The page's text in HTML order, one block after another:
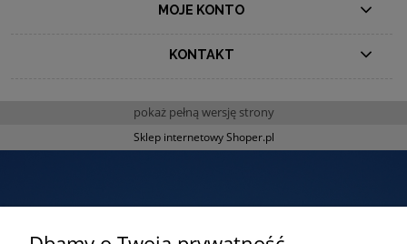
MOJE KONTO
KONTAKT
pokaż pełną wersję strony
Sklep internetowy Shoper.pl